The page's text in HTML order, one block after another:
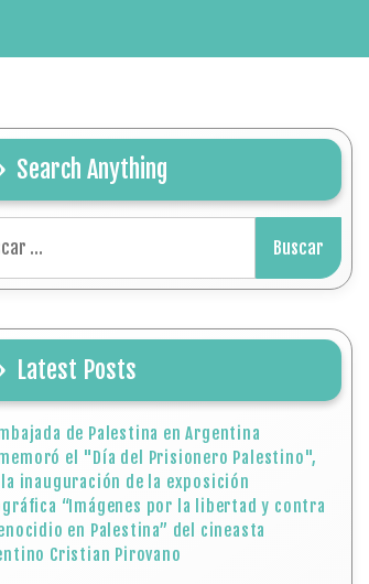
Search Anything
Latest Posts
de Palestina en Argentina
el "Día del Prisionero Palestino",
inauguración de la exposición
“Imágenes por la libertad y contra
en Palestina” del cineasta
Cristian Pirovano